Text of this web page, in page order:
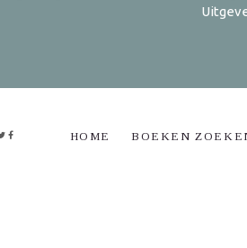
HOME BOEKEN